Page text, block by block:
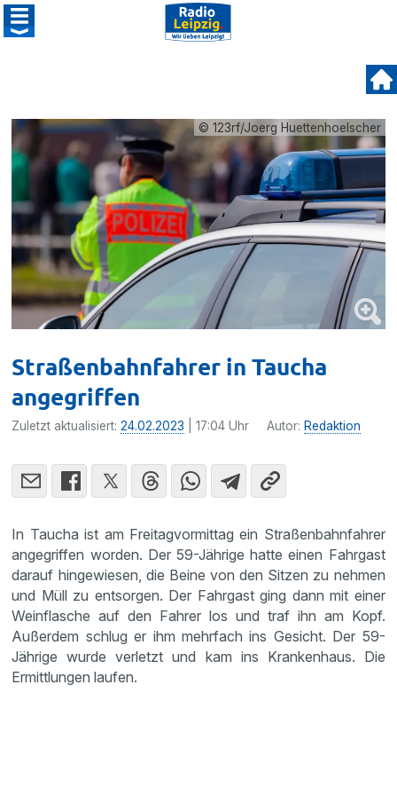
© 123rf/Joerg Huettenhoelscher
Straßenbahnfahrer in Taucha
angegriffen
Zuletzt aktualisiert:24.02.2023 | 17:04 Uhr Autor: Redaktion
In Taucha ist am Freitagvormittag ein Straßenbahnfahrer
angegriffen worden. Der 59-Jährige hatte einen Fahrgast
darauf hingewiesen, die Beine von den Sitzen zu nehmen
und Müll zu entsorgen. Der Fahrgast ging dann mit einer
Weinflasche auf den Fahrer los und traf ihn am Kopf.
Außerdem schlug er ihm mehrfach ins Gesicht. Der 59-
Jährige wurde verletzt und kam ins Krankenhaus. Die
Ermittlungen laufen.